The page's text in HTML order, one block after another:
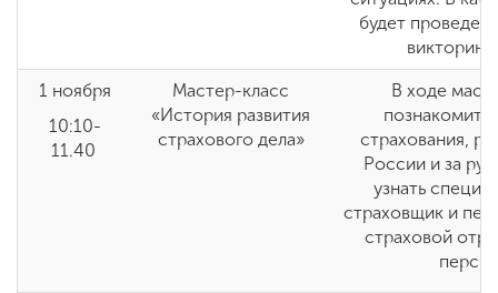
будет
1 ноября
10:10-
11.40
Мастер-класс
«История развития
страхового дела»
В ходе
страхования,
России и за
узнать
страховщик и
страховой